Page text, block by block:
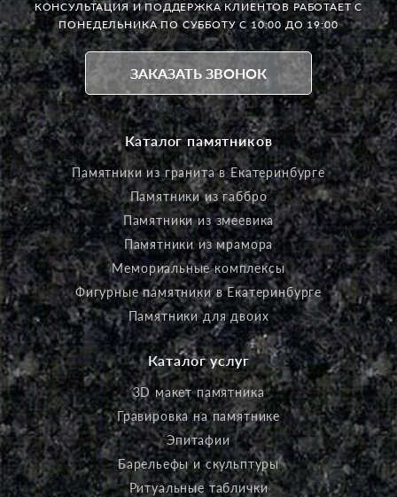
КОНСУЛЬТАЦИЯ И ПОДДЕРЖКА КЛИЕНТОВ РАБОТАЕТС
ПОНЕДЕЛЬНИКА ПО СУББОТУ С 10:00 ДО 19:00
ЗАКАЗАТЬ ЗВОНОК
Каталог памятников
Памятники из гранита в Екатеринбурге
Памятники из габбро
Памятники из змеевика
Памятники из мрамора
Мемориальные комплексы
Фигурные памятники в Екатеринбурге
Памятники для двоих
Каталог услуг
3D макет памятника
Гравировка на памятнике
Эпитафии
Барельефы и скульптуры
Ритуальные таблички